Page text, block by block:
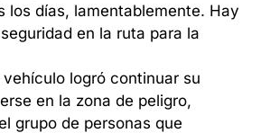
los días, lamentablemente. Hay
en la ruta para la
logró continuar su
en la zona de peligro,
grupo de personas que